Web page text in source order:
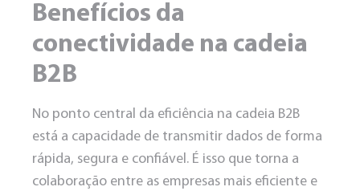
Benefícios da
conectividade na cadeia
B2B
No ponto central da eficiência na cadeia B2B
está a capacidade de transmitir dados de forma
rápida, segura e confiável. É isso que torna a
colaboração entre as empresas mais eficiente e